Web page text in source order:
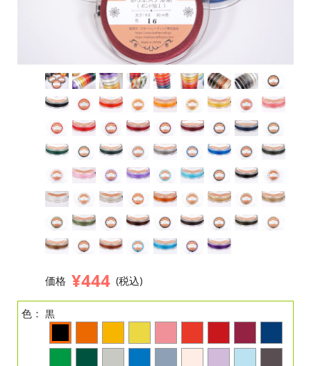
価格 ¥444 (税込)
色： 黒